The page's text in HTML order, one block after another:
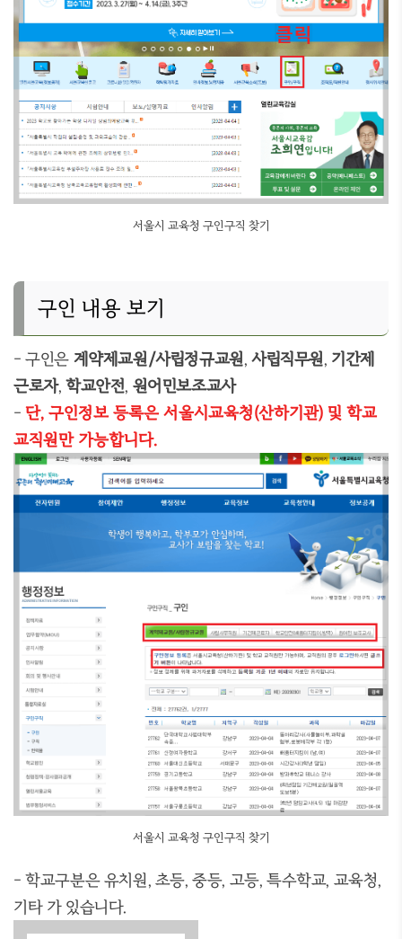
서울시 교육청 구인구직 찾기
구인 내용 보기
- 구인은 계약제교원/사립정규교원,사립직무원, 기간제
근로자,학교안전, 원어민보조교사
-단, 구인정보 등록은 서울시교육청(산하기관) 및 학교
교직원만 가능합니다.
서울시 교육청 구인구직 찾기
- 학교구분은 유치원, 초등, 중등, 고등, 특수학교, 교육청,
기타 가 있습니다.